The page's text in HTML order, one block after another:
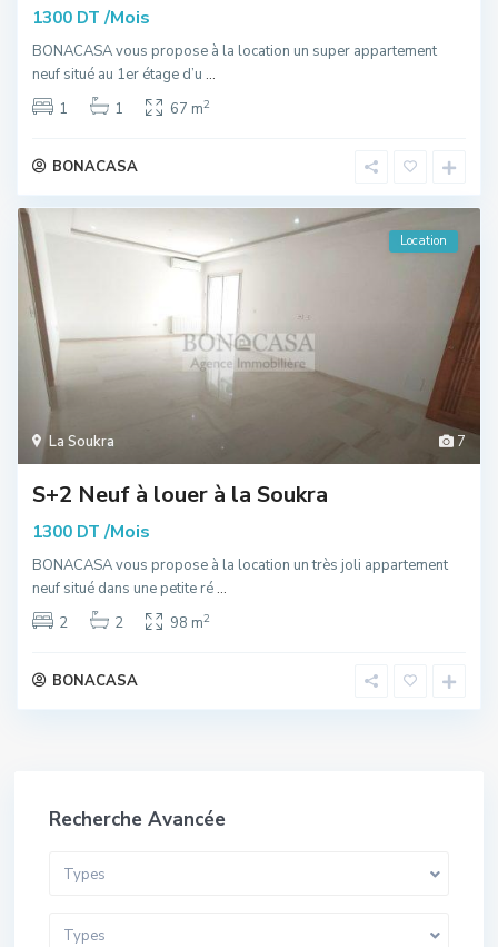
1300 DT /Mois
BONACASA vous propose à la location un super appartement
neuf situé au 1er étage d’u ...
1
1 67 m2
BONACASA
7
La Soukra
Location
S+2 Neuf à louer à la Soukra
1300 DT /Mois
BONACASA vous propose à la location un très joli appartement
neuf situé dans une petite ré...
2
2 98 m2
BONACASA
Recherche Avancée
Types
Types